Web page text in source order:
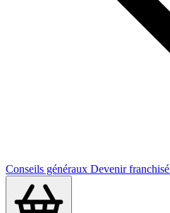
Conseils généraux Devenir franchisé